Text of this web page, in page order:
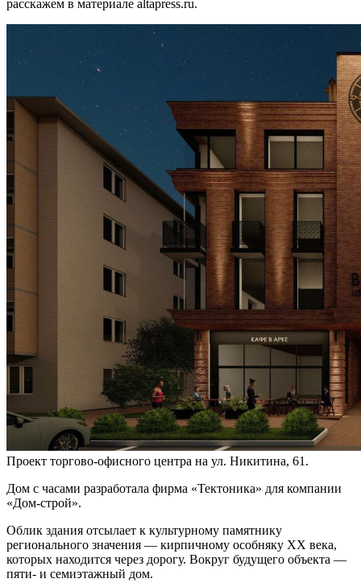
расскажем в материале altapress.ru.
Проект торгово-офисного центра на ул. Никитина, 61.
Дом с часами разработала фирма «Тектоника» для компании
«Дом-строй».
Облик здания отсылает к культурному памятнику
регионального значения — кирпичному особняку XX века,
которых находится через дорогу. Вокруг будущего объекта —
пяти- и семиэтажный дом.